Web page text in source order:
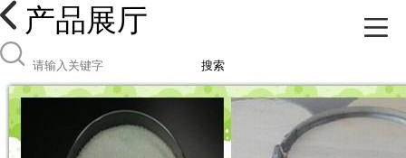
产品展厅
搜索